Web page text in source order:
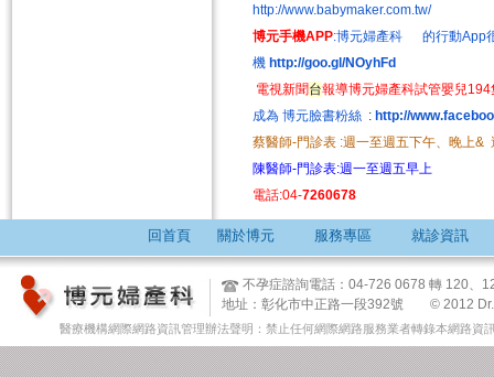
http://www.babymaker.com.tw/
博元手機APP:博元婦產科 的行動App
機 http://goo.gl/NOyhFd
電視新聞台報導博元婦產科試管嬰兒
成為 博元臉書粉絲 : http://
蔡醫師-門診表 :週一至週五下午、晚上&
陳醫師-門診表:週一至週五早上
電話:04-7260678
回首頁 關於博元 服務專區 就診資訊
不孕症諮詢電話：04-726 0678 轉
地址：彰化市中正路一段392號 © 2012
醫療機構網際網路資訊管理辦法聲明：禁止任何網際網路服務業者轉錄本網路